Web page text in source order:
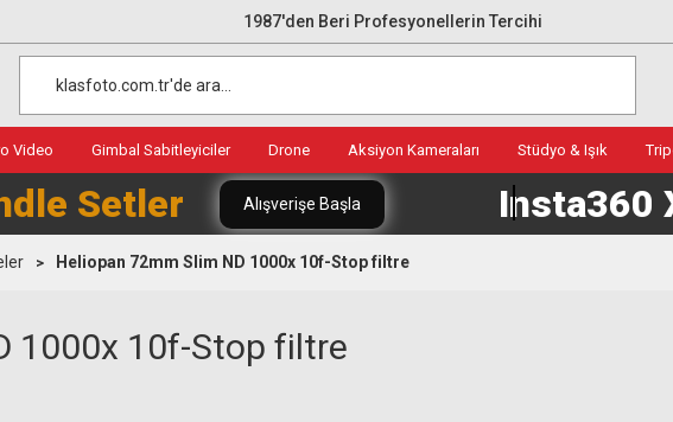
1987'den Beri Profesyonellerin Tercihi
Video Gimbal Sabitleyiciler Drone Aksiyon Kameraları Stüdyo & Işık
Setler Alışverişe Başla Insta360
Heliopan 72mm Slim ND 1000x 10f-Stop filtre
1000x 10f-Stop filtre